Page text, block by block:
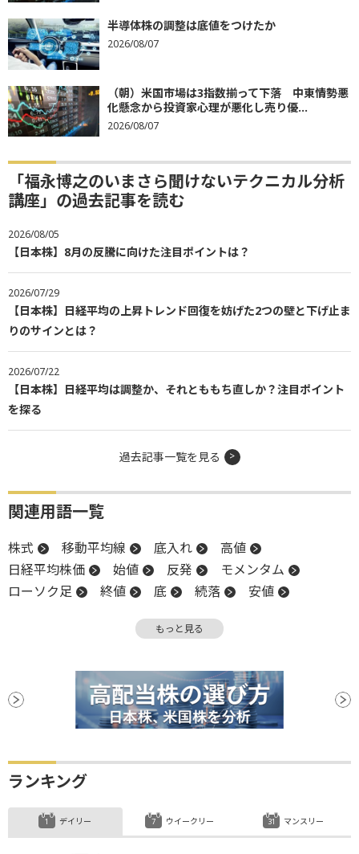
半導体株の調整は底値をつけたか
2026/08/07
（朝）米国市場は3指数揃って下落 中東情勢悪
化懸念から投資家心理が悪化し売り優...
2026/08/07
「福永博之のいまさら聞けないテクニカル分析
講座」の過去記事を読む
2026/08/05
【日本株】8月の反騰に向けた注目ポイントは？
2026/07/29
【日本株】日経平均の上昇トレンド回復を妨げた2つの壁と下げ止ま
りのサインとは？
2026/07/22
【日本株】日経平均は調整か、それとももち直しか？注目ポイント
を探る
過去記事一覧を見る
関連用語一覧
株式 移動平均線 底入れ
高値
日経平均株価
始値 反発
モメンタム
ローソク足
終値 底 続落
安値
もっと見る
ランキング
デイリー ウイークリー マンスリー